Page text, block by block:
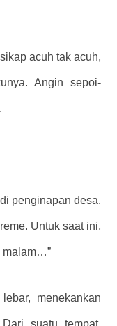
acuh tak acuh,
Angin sepoi-
penginapan desa.
Untuk saat ini,
malam…”
menekankan
suatu tempat,